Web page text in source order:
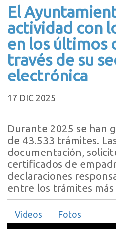
El
actividad con
en los últimos
través de su
electrónica
17 DIC 2025
Durante 2025 se han
de 43.533 trámites.
documentación,
certificados de
declaraciones
entre los trámites
Videos Fotos